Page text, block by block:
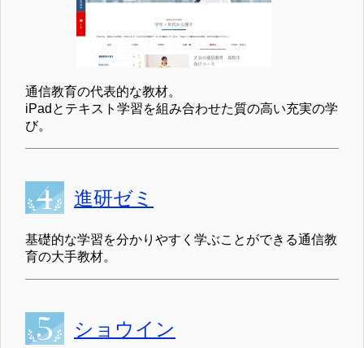
通信教育の代表的な教材。
iPadとテキスト学習を組み合わせた質の高い充実の学
び。
進研ゼミ
基礎的な学習を分かりやすく学ぶことができる通信教
育の大手教材。
ショウイン